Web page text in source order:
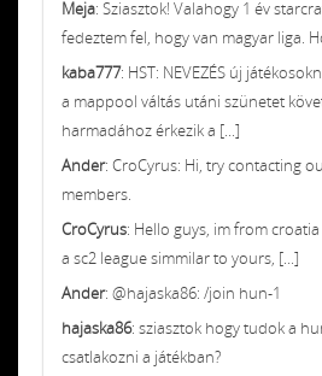
Meja: Sziasztok! Valahogy 1 év
fedeztem fel, hogy van magyar liga.
kaba777: HST: NEVEZÉS új
a mappool váltás utáni szünetet
harmadához érkezik a [...]
Ander: CroCyrus: Hi, try contacting
members.
CroCyrus: Hello guys, im from
a sc2 league simmilar to yours, [...]
Ander: @hajaska86: /join hun-1
hajaska86: sziasztok hogy tudok a
csatlakozni a játékban?